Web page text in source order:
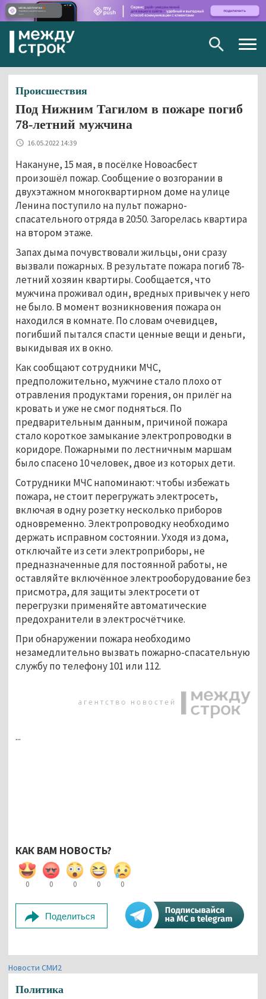
Происшествия
Под Нижним Тагилом в пожаре погиб
78-летний мужчина
16.05.2022 14:39
Накануне, 15 мая, в посёлке Новоасбест
произошёл пожар. Сообщение о возгорании в
двухэтажном многоквартирном доме на улице
Ленина поступило на пульт пожарно-
спасательного отряда в 20:50. Загорелась квартира
на втором этаже.
Запах дыма почувствовали жильцы, они сразу
вызвали пожарных. В результате пожара погиб 78-
летний хозяин квартиры. Сообщается, что
мужчина проживал один, вредных привычек у него
не было. В момент возникновения пожара он
находился в комнате. По словам очевидцев,
погибший пытался спасти ценные вещи и деньги,
выкидывая их в окно.
Как сообщают сотрудники МЧС,
предположительно, мужчине стало плохо от
отравления продуктами горения, он прилёг на
кровать и уже не смог подняться. По
предварительным данным, причиной пожара
стало короткое замыкание электропроводки в
коридоре. Пожарными по лестничным маршам
было спасено 10 человек, двое из которых дети.
Сотрудники МЧС напоминают: чтобы избежать
пожара, не стоит перегружать электросеть,
включая в одну розетку несколько приборов
одновременно. Электропроводку необходимо
держать исправном состоянии. Уходя из дома,
отключайте из сети электроприборы, не
предназначенные для постоянной работы, не
оставляйте включённое электрооборудование без
присмотра, для защиты электросети от
перегрузки применяйте автоматические
предохранители в электросчётчике.
При обнаружении пожара необходимо
незамедлительно вызвать пожарно-спасательную
службу по телефону 101 или 112.
...
КАК ВАМ НОВОСТЬ?
0 0 0 0 0
Поделиться
Новости СМИ2
Политика